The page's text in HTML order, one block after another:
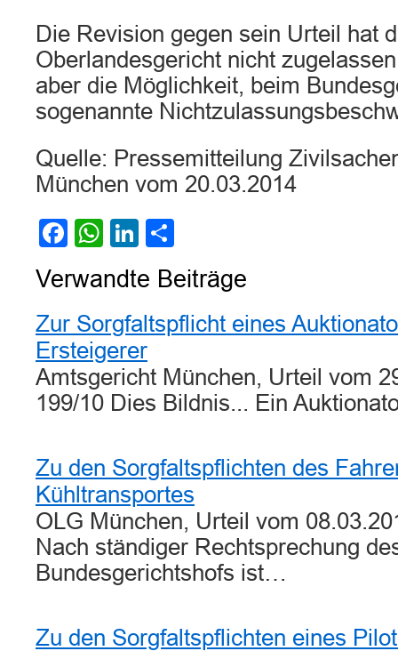
Die Revision gegen sein Urteil hat
Oberlandesgericht nicht
aber die Möglichkeit, beim
sogenannte
Quelle: Pressemitteilung
München vom 20.03.2014
Facebook
WhatsApp
LinkedIn
Verwandte Beiträge
Zur Sorgfaltspflicht eines
Ersteigerer
Amtsgericht München, Urteil vom
199/10 Dies Bildnis... Ein
Zu den Sorgfaltspflichten des
Kühltransportes
OLG München, Urteil vom
Nach ständiger Rechtsprechung
Bundesgerichtshofs ist…
Zu den Sorgfaltspflichten eines